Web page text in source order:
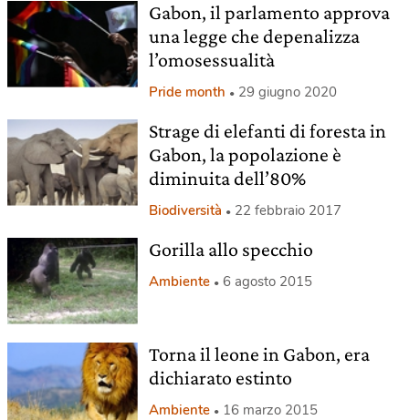
Gabon, il parlamento approva
una legge che depenalizza
l’omosessualità
Pride month 29 giugno 2020
Strage di elefanti di foresta in
Gabon, la popolazione è
diminuita dell’80%
Biodiversità 22 febbraio 2017
Gorilla allo specchio
Ambiente 6 agosto 2015
Torna il leone in Gabon, era
dichiarato estinto
Ambiente 16 marzo 2015